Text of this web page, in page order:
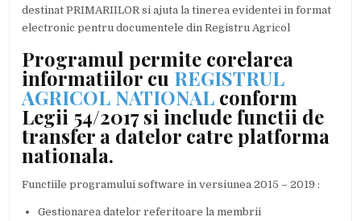
destinat PRIMARIILOR si ajuta la tinerea evidentei in format
electronic pentru documentele din Registru Agricol
Programul permite corelarea
informatiilor cu REGISTRUL
AGRICOL NATIONAL conform
Legii 54/2017 si include functii de
transfer a datelor catre platforma
nationala.
Functiile programului software in versiunea 2015 – 2019 :
Gestionarea datelor referitoare la membrii